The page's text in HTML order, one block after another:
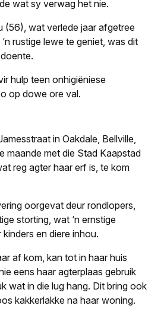
wat sy verwag het nie.
(56), wat verlede jaar afgetree
rustige lewe te geniet, was dit
hulp teen onhigiëniese
op dowe ore val.
in Oakdale, Bellville,
maande met die Stad Kaapstad
reg agter haar erf is, te kom
oorgevat deur rondlopers,
storting, wat ‘n ernstige
en diere inhou.
af kom, kan tot in haar huis
eens haar agterplaas gebruik
wat in die lug hang. Dit bring ook
kakkerlakke na haar woning.